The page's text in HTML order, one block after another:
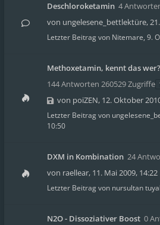
Deschloroketamin 4
von ungelesene_bettlektüre,
Letzter Beitrag von Nitemare, 9.
Methoxetamin, kennt das wer?
144 Antworten 260529 Zugriffe
von poiZEN, 12. Oktober
Letzter Beitrag von
10:50
DXM in Kombination 24
von raellear, 11. Mai 2009, 14:22
Letzter Beitrag von nursultan
N2O - Dissoziativer Boost 0